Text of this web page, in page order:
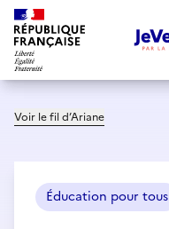
Voir le fil d’Ariane
Éducation pour tous